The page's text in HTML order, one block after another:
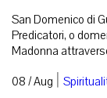
San Domenico di
Predicatori, o
Madonna
08 / Aug |